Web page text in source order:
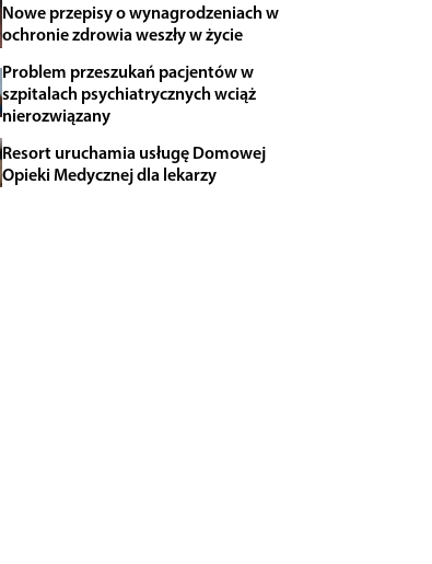
Nowe przepisy o wynagrodzeniach w
ochronie zdrowia weszły w życie
Problem przeszukań pacjentów w
szpitalach psychiatrycznych wciąż
nierozwiązany
Resort uruchamia usługę Domowej
Opieki Medycznej dla lekarzy